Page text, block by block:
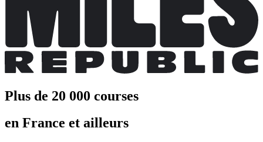
Plus de 20 000 courses
en France et ailleurs